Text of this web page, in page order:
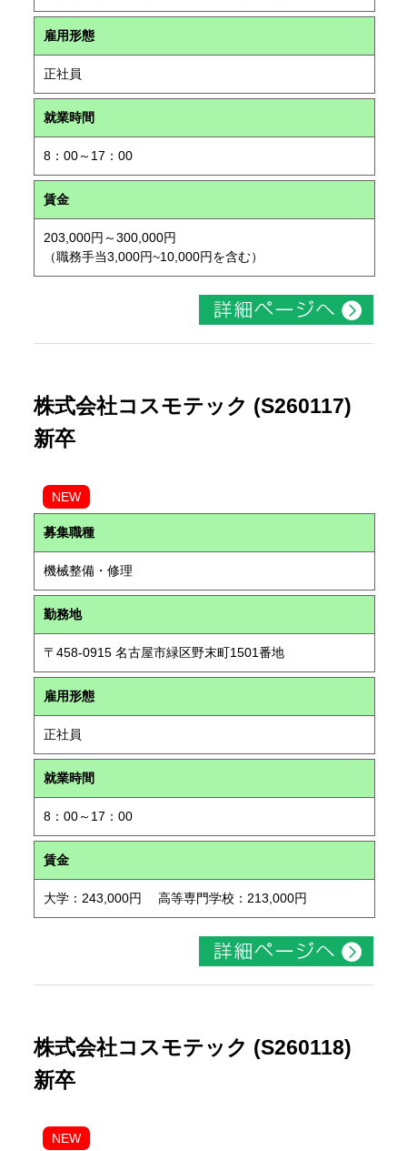
雇用形態
正社員
就業時間
8：00～17：00
賃金
203,000円～300,000円
（職務手当3,000円~10,000円を含む）
株式会社コスモテック (S260117)
新卒
NEW
募集職種
機械整備・修理
勤務地
〒458-0915 名古屋市緑区野末町1501番地
雇用形態
正社員
就業時間
8：00～17：00
賃金
大学：243,000円 高等専門学校：213,000円
株式会社コスモテック (S260118)
新卒
NEW